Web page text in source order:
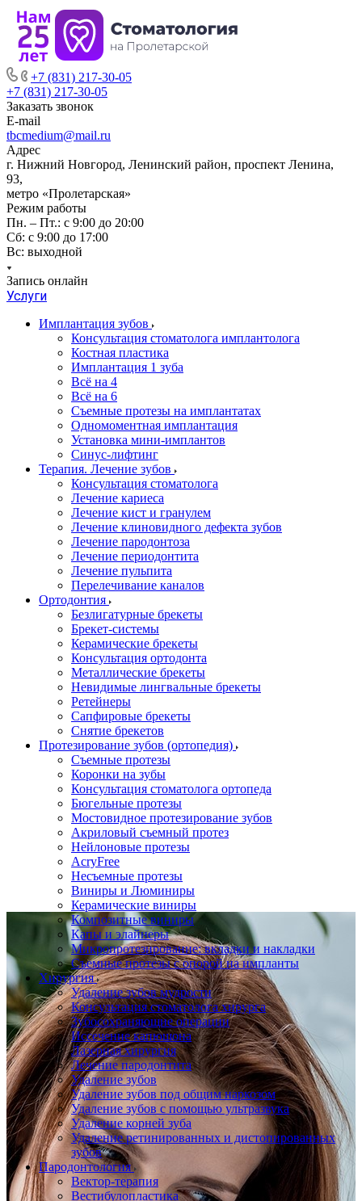
+7 (831) 217-30-05
+7 (831) 217-30-05
Заказать звонок
E-mail
tbcmedium@mail.ru
Адрес
г. Нижний Новгород, Ленинский район, проспект Ленина,
93,
метро «Пролетарская»
Режим работы
Пн. – Пт.: с 9:00 до 20:00
Cб: с 9:00 до 17:00
Вс: выходной
Запись онлайн
Услуги
Имплантация зубов
Консультация стоматолога имплантолога
Костная пластика
Имплантация 1 зуба
Всё на 4
Всё на 6
Съемные протезы на имплантатах
Одномоментная имплантация
Установка мини-имплантов
Синус-лифтинг
Терапия. Лечение зубов
Консультация стоматолога
Лечение кариеса
Лечение кист и гранулем
Лечение клиновидного дефекта зубов
Лечение пародонтоза
Лечение периодонтита
Лечение пульпита
Перелечивание каналов
Ортодонтия
Безлигатурные брекеты
Брекет-системы
Керамические брекеты
Консультация ортодонта
Металлические брекеты
Невидимые лингвальные брекеты
Ретейнеры
Сапфировые брекеты
Снятие брекетов
Протезирование зубов (ортопедия)
Съемные протезы
Коронки на зубы
Консультация стоматолога ортопеда
Бюгельные протезы
Мостовидное протезирование зубов
Акриловый съемный протез
Нейлоновые протезы
AcryFree
Несъемные протезы
Виниры и Люминиры
Керамические виниры
Композитные виниры
Капы и элайнеры
Микропротезирование: вкладки и накладки
Съемные протезы с опорой на импланты
Хирургия
Удаление зубов мудрости
Консультация стоматолога хирурга
Зубосохраняющие операции
Иссечение капюшона
Лазерная хирургия
Лечение пародонтита
Удаление зубов
Удаление зубов под общим наркозом
Удаление зубов с помощью ультразвука
Удаление корней зуба
Удаление ретинированных и дистопированных
зубов
Пародонтология
Вектор-терапия
Вестибулопластика